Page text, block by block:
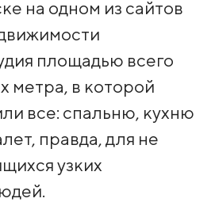
на одном из сайтов
площадью всего
метра, в которой
все: спальню, кухню
правда, для не
узких